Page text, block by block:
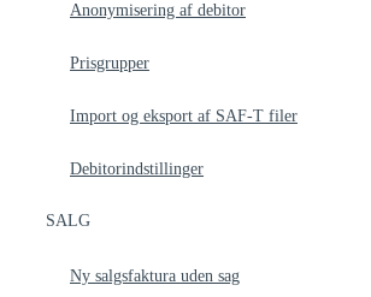
Anonymisering af debitor
Prisgrupper
Import og eksport af SAF-T filer
Debitorindstillinger
SALG
Ny salgsfaktura uden sag